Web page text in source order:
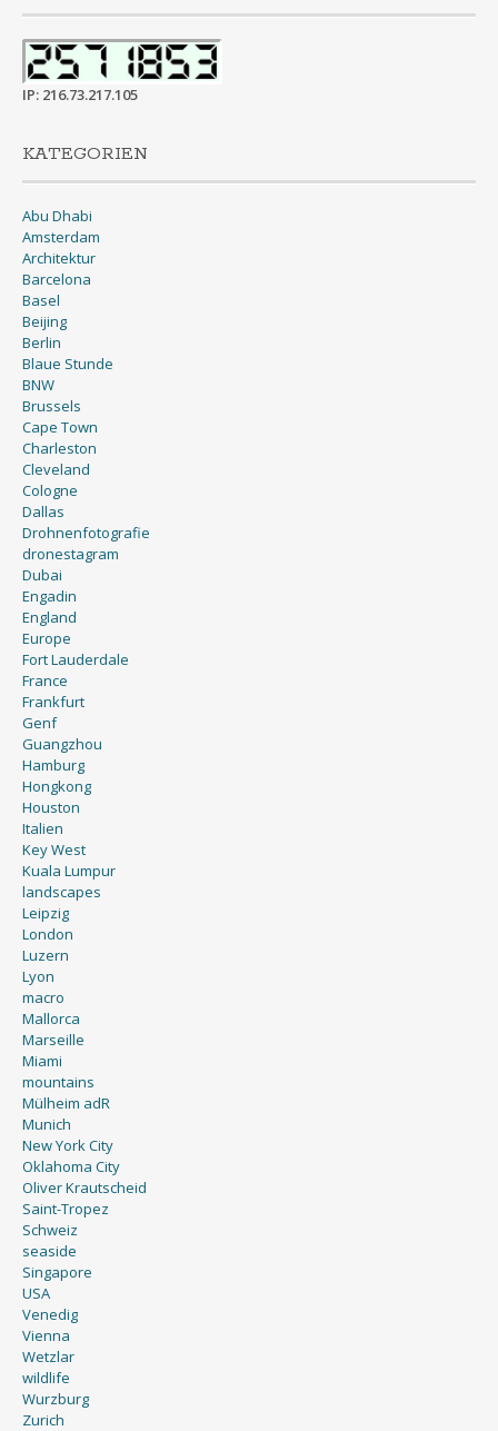
IP: 216.73.217.105
KATEGORIEN
Abu Dhabi
Amsterdam
Architektur
Barcelona
Basel
Beijing
Berlin
Blaue Stunde
BNW
Brussels
Cape Town
Charleston
Cleveland
Cologne
Dallas
Drohnenfotografie
dronestagram
Dubai
Engadin
England
Europe
Fort Lauderdale
France
Frankfurt
Genf
Guangzhou
Hamburg
Hongkong
Houston
Italien
Key West
Kuala Lumpur
landscapes
Leipzig
London
Luzern
Lyon
macro
Mallorca
Marseille
Miami
mountains
Mülheim adR
Munich
New York City
Oklahoma City
Oliver Krautscheid
Saint-Tropez
Schweiz
seaside
Singapore
USA
Venedig
Vienna
Wetzlar
wildlife
Wurzburg
Zurich